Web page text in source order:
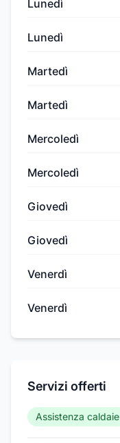
Lunedì
Lunedì
Martedì
Martedì
Mercoledì
Mercoledì
Giovedì
Giovedì
Venerdì
Venerdì
Servizi offerti
Assistenza caldaie